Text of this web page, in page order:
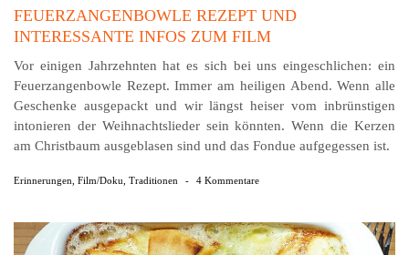
FEUERZANGENBOWLE REZEPT UND
INTERESSANTE INFOS ZUM FILM
Vor einigen Jahrzehnten hat es sich bei uns eingeschlichen: ein
Feuerzangenbowle Rezept. Immer am heiligen Abend. Wenn alle
Geschenke ausgepackt und wir längst heiser vom inbrünstigen
intonieren der Weihnachtslieder sein könnten. Wenn die Kerzen
am Christbaum ausgeblasen sind und das Fondue aufgegessen ist.
Erinnerungen Film/Doku Traditionen - 4 Kommentare